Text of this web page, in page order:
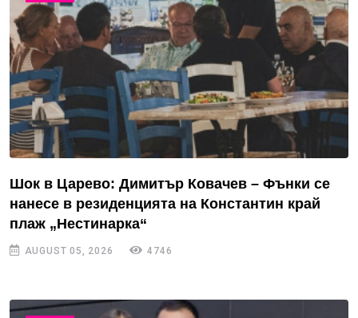
Шок в Царево: Димитър Ковачев – Фънки се
нанесе в резиденцията на Константин край
плаж „Нестинарка“
AUGUST 05, 2026 4746